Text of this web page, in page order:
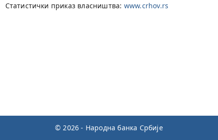
Статистички приказ власништва: www.crhov.rs
© 2026 - Народна банка Србије